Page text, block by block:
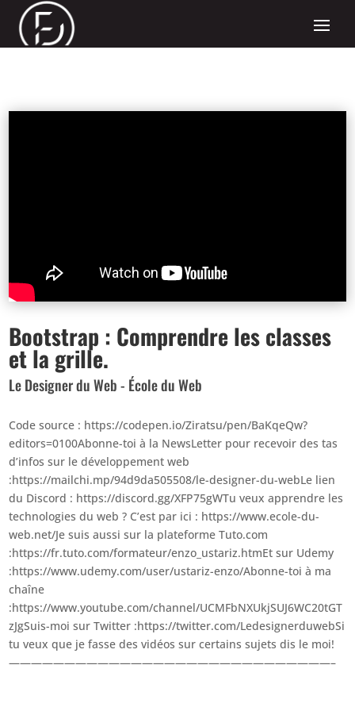
Bootstrap : Comprendre les classes
et la grille.
Le Designer du Web - École du Web
Code source : https://codepen.io/Ziratsu/pen/BaKqeQw?
editors=0100Abonne-toi à la NewsLetter pour recevoir des tas
d’infos sur le développement web
:https://mailchi.mp/94d9da505508/le-designer-du-webLe lien
du Discord : https://discord.gg/XFP75gWTu veux apprendre les
technologies du web ? C’est par ici : https://www.ecole-du-
web.net/Je suis aussi sur la plateforme Tuto.com
:https://fr.tuto.com/formateur/enzo_ustariz.htmEt sur Udemy
:https://www.udemy.com/user/ustariz-enzo/Abonne-toi à ma
chaîne
:https://www.youtube.com/channel/UCMFbNXUkjSUJ6WC20tGT
zJgSuis-moi sur Twitter :https://twitter.com/LedesignerduwebSi
tu veux que je fasse des vidéos sur certains sujets dis le moi!
—————————————————————————————–